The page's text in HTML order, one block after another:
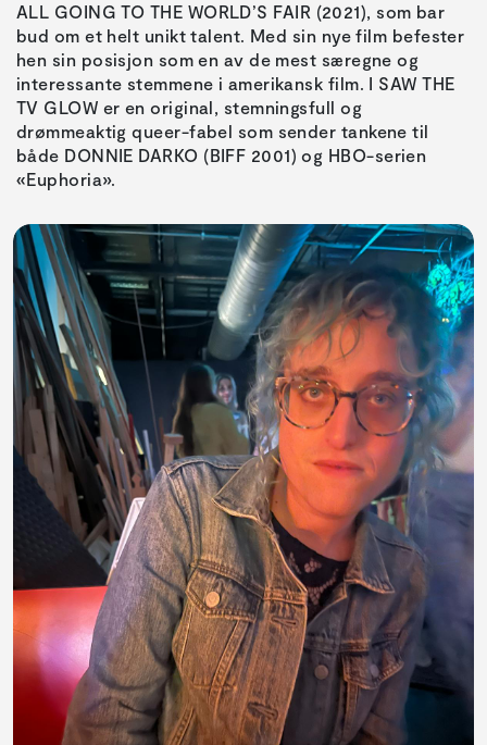
ALL GOING TO THE WORLD’S FAIR (2021), som bar
bud om et helt unikt talent. Med sin nye film befester
hen sin posisjon som en av de mest særegne og
interessante stemmene i amerikansk film. I SAW THE
TV GLOW er en original, stemningsfull og
drømmeaktig queer-fabel som sender tankene til
både DONNIE DARKO (BIFF 2001) og HBO-serien
«Euphoria».